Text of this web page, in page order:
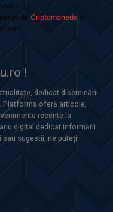
de Criptomonedesi
!
dedicat diseminării
Platforma oferă articole,
recente la
digital dedicat informării
sugestii, ne puteți